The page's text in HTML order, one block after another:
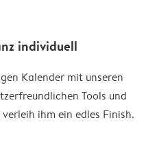
individuell
Kalender mit unseren
Tools und
ihm ein edles Finish.